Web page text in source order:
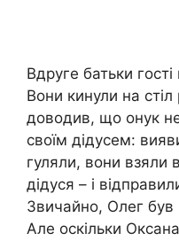
Вдруге батьки
Вони кинули на стіл
доводив, що онук не
своїм дідусем:
гуляли, вони взяли
дідуся – і
Звичайно, Олег
Але оскільки